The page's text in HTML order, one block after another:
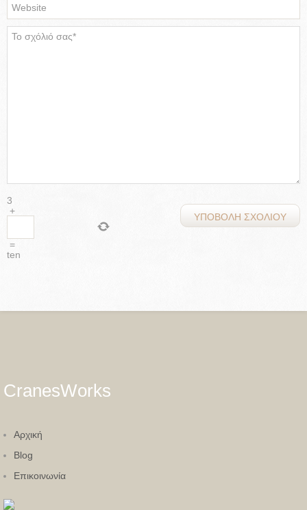
3
+
=
ten
CranesWorks
Aρχική
Blog
Eπικοινωνία